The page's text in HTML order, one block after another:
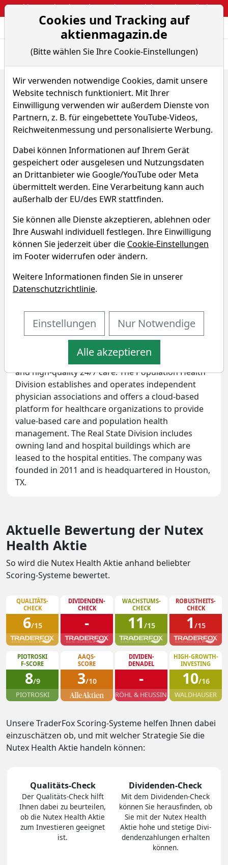
Webinar: So kassierst du trotzdem attraktive Optionsprämien
Aktien- und
Home Aktien Nutex Health Inc.
Nutex Health Aktie
Watchlist 5LF WKN A40GEB
144,500 € +9,89 %
Echtzeit-Aktienkurs 07.08.2026, 19:31 Uhr
Was macht Nutex
Health?
Unternehmensprofil
Nutex Health, Inc. is a technology-enabled
healthcare service. It operates through the
Health Management Division, and Real State
Division. The Hospital Division is involved in
developing and operating a network of micro-
hospitals, specialty hospitals and hospital
outpatient departments providing comprehensive
and high-quality 24/7 care. The Population Health
Division establishes and operates independent
physician associations and offers a cloud-based
platform for healthcare organizations to provide
value-based care and population health
management. The Real State Division includes
owning land and hospital buildings which are
leased to the hospital entities. The company was
founded in 2011 and is headquartered in Houston,
TX.
Aktuelle Bewertung der Nutex
Health Aktie
So wird die Nutex Health Aktie anhand beliebter
Scoring-Systeme bewertet.
QUALITÄTS-
CHECK
6/15
DIVIDENDEN-
CHECK
-
WACHSTUMS-
CHECK
11 /15
ROBUSTHEITS-
CHECK
1 /15
PIOTROSKI
F-SCORE
8/9
PIOTROSKI
AAQS-
SCORE
3/10
DIVIDEN-
DENADEL
-
RÖHL & HEUSSINGER
HIGH-GROWTH-
INVESTING
10/16
WALDHAUSER
Unsere TraderFox Scoring-Systeme helfen Ihnen dabei
einzuschätzen ob, und mit welcher Strategie Sie die
Nutex Health Aktie handeln können:
Qualitäts-Check
Der Quali­täts-Check hilft
Ihnen dabei zu be­ur­tei­len,
ob die Nutex Health Aktie
zum In­ves­tie­ren geeig­net
ist.
Dividenden-Check
Mit dem Divi­den­den-Check
können Sie heraus­finden, ob
Sie mit der Nutex Health
Aktie hohe und stetige Divi­
den­den­zah­lungen er­hal­ten
können.
Cookies und Tracking auf
aktienmagazin.de
(Bitte wählen Sie Ihre Cookie-Einstellungen)
Wir verwenden notwendige Cookies, damit unsere
Website technisch funktioniert. Mit Ihrer
Einwilligung verwenden wir außerdem Dienste von
Partnern, z. B. für eingebettete YouTube-Videos,
Reichweitenmessung und personalisierte Werbung.
Dabei können Informationen auf Ihrem Gerät
gespeichert oder ausgelesen und Nutzungsdaten
an Drittanbieter wie Google/YouTube oder Meta
übermittelt werden. Eine Verarbeitung kann auch
außerhalb der EU/des EWR stattfinden.
Sie können alle Dienste akzeptieren, ablehnen oder
Ihre Auswahl individuell festlegen. Ihre Einwilligung
können Sie jederzeit über die Cookie-Einstellungen
im Footer widerrufen oder ändern.
Weitere Informationen finden Sie in unserer
Datenschutzrichtlinie.
Einstellungen Nur Notwendige
Alle akzeptieren